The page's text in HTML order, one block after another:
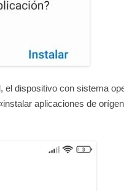
el dispositivo con sistema
aplicaciones de